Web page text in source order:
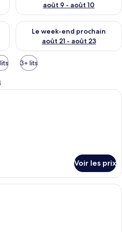
août 9 - août 10
week-end août 14 - août 16
Le week-end prochain
août 21 - août 23
Vérifier la disponibilité pour
3+ lits
Un espace piscine aménagé avec
Voir les prix
Une chambre d’hôtel moderne avec